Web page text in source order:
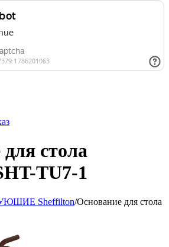
стола
TU7-1
Sheffilton/Основание для стола